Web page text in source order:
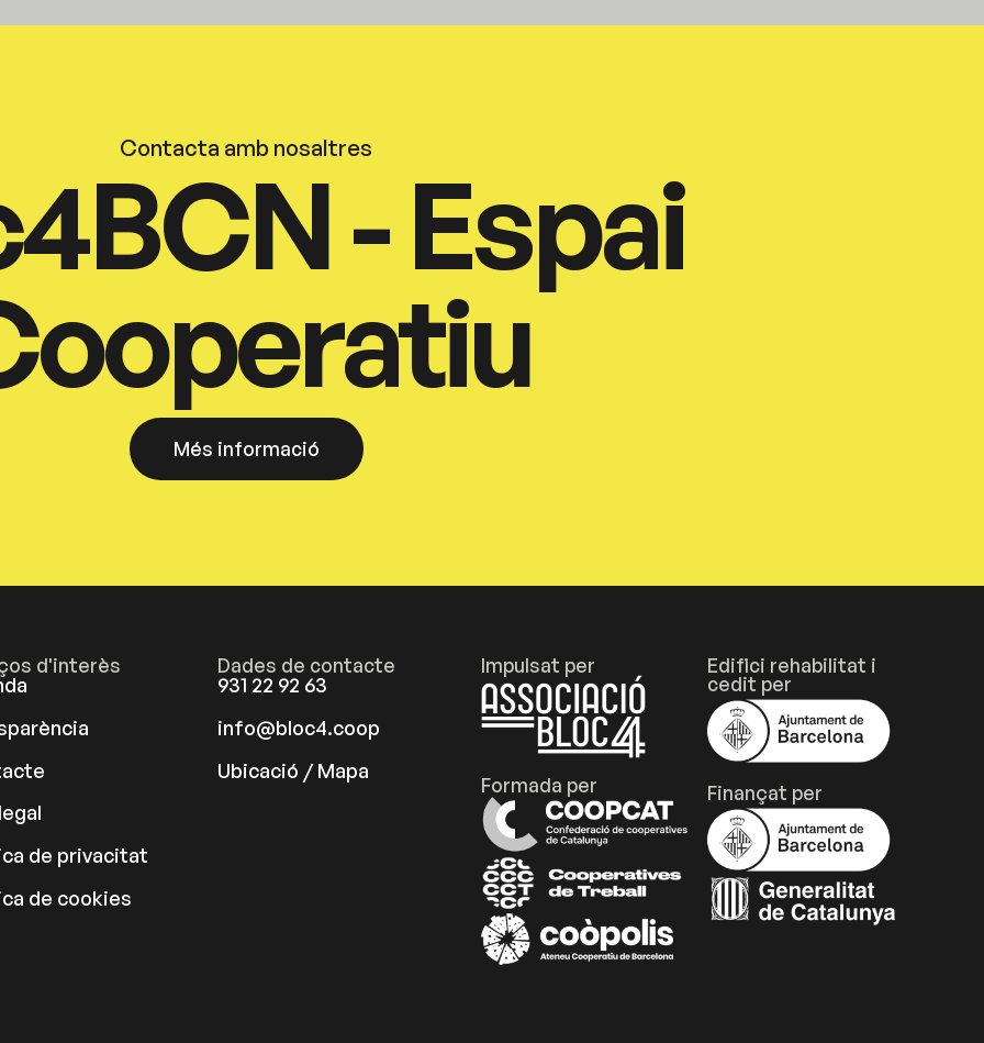
Contacta amb nosaltres
- Espai
Més informació
d'interès
de privacitat
de cookies
Dades de contacte
931 22 92 63
info@bloc4.coop
Ubicació / Mapa
Impulsat per
Formada per
Edifici rehabilitat i
cedit per
Finançat per